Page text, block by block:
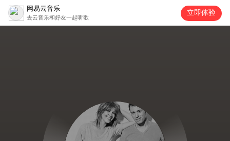
网易云音乐
去云音乐和好友一起听歌
立即体验